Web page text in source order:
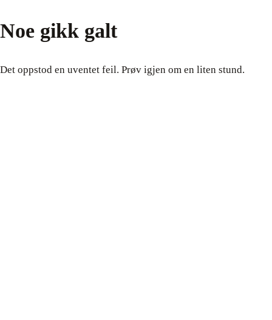
Noe gikk galt
Det oppstod en uventet feil. Prøv igjen om en liten stund.